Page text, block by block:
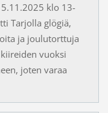
klo 13-
Tarjolla glögiä,
ja joulutorttuja
vuoksi
joten varaa